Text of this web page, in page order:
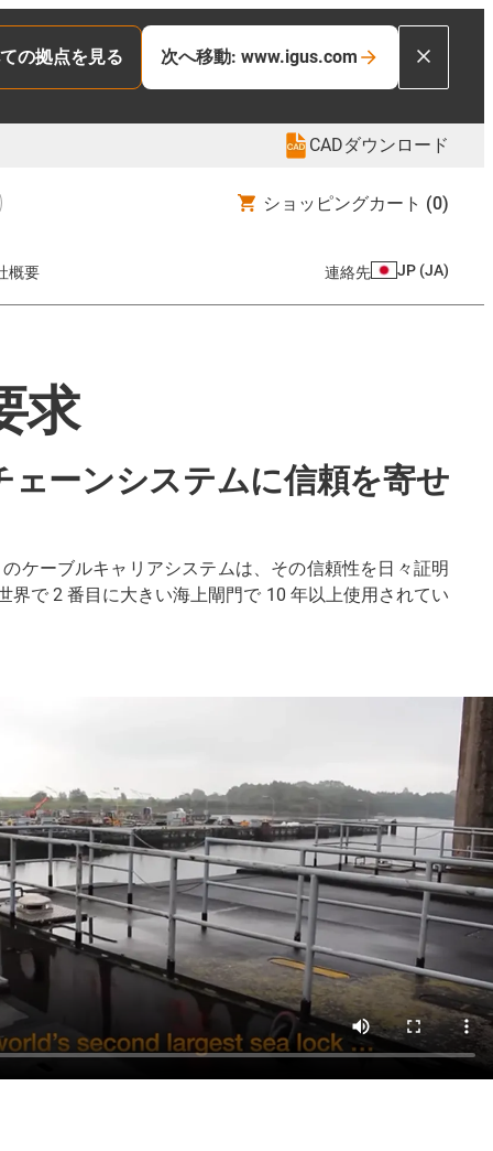
の拠点を見る 次へ移動: www.igus.com
CADダウンロード
ショッピングカート (0)
概要 連絡先 JP (JA)
求
ーンシステムに信頼を寄せ
ケーブルキャリアシステムは、その信頼性を日々証明
で 2 番目に大きい海上閘門で 10 年以上使用されてい